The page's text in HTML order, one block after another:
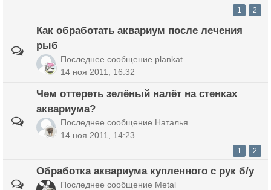
1 2
Как обработать аквариум после лечения
рыб
Последнее сообщение plankat
14 ноя 2011, 16:32
Чем оттереть зелёный налёт на стенках
аквариума?
Последнее сообщение Наталья
14 ноя 2011, 14:23
1 2
Обработка аквариума купленного с рук б/у
Последнее сообщение Metal